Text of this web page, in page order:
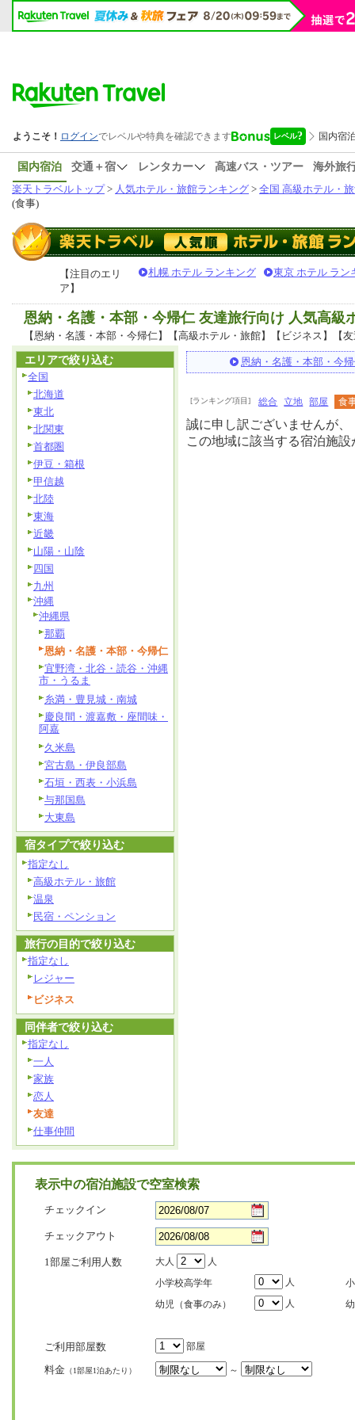
国内宿泊 交通＋宿 レンタカー 高速バス・ツアー
海外旅
楽天トラベルトップ> 人気ホテル・旅館ランキング > 全国 高級ホテル・
(食事)
【注目のエリ
ア】
札幌 ホテル ランキング 東京 ホテル ラン
恩納・名護・本部・今帰仁 友達旅行向け 人気高
【恩納・名護・本部・今帰仁】【高級ホテル・旅館】【ビジネス】【
恩納・名護・本部・今
[ランキング項目] 総合 立地 部屋 食
誠に申し訳ございませんが、
この地域に該当する宿泊施
エリアで絞り込む
全国
北海道
東北
北関東
首都圏
伊豆・箱根
甲信越
北陸
東海
近畿
山陽・山陰
四国
九州
沖縄
沖縄県
那覇
恩納・名護・本部・今帰仁
宜野湾・北谷・読谷・沖縄
市・うるま
糸満・豊見城・南城
慶良間・渡嘉敷・座間味・
阿嘉
久米島
宮古島・伊良部島
石垣・西表・小浜島
与那国島
大東島
宿タイプで絞り込む
指定なし
高級ホテル・旅館
温泉
民宿・ペンション
旅行の目的で絞り込む
指定なし
レジャー
ビジネス
同伴者で絞り込む
指定なし
一人
家族
恋人
友達
仕事仲間
表示中の宿泊施設で空室検索
チェックイン
チェックアウト
1部屋ご利用人数 大人
人
小学校高学年
人
幼児（食事のみ）
人
ご利用部屋数 部屋
料金 （1部屋1泊あたり） ～